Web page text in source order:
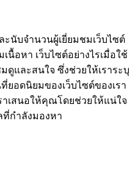
ะนับจำนวนผู้เยี่ยมชมเว็บไซต์
นื้อหา เว็บไซต์อย่างไรเมื่อใช้
ดูและสนใจ ซึ่งช่วยให้เราระบุ
ยอดนิยมของเว็บไซต์ของเรา
าเสนอให้คุณโดยช่วยให้แน่ใจ
ที่กำลังมองหา